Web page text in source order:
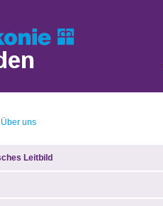
Über uns
Leitbild